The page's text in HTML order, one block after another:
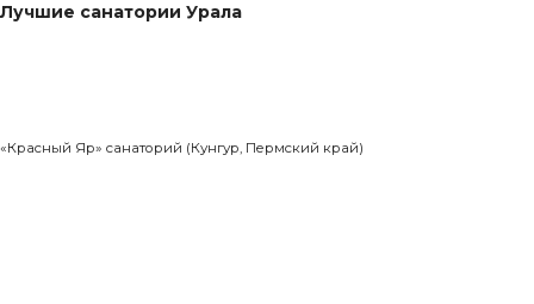
Лучшие санатории Урала
«Красный Яр» санаторий (Кунгур, Пермский край)